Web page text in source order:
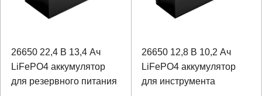
26650 22,4 В 13,4 Ач
LiFePO4 аккумулятор
для резервного питания
26650 12,8 В 10,2 Ач
LiFePO4 аккумулятор
для инструмента